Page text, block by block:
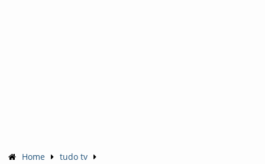
Home tudo tv